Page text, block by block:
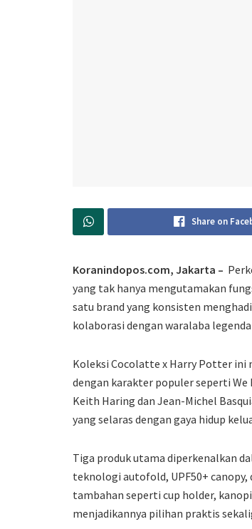
Share on
Koranindopos.com, Jakarta –
yang tak hanya mengutamakan
satu brand yang konsisten
kolaborasi dengan waralaba
Koleksi Cocolatte x Harry Potter ini
dengan karakter populer seperti We
Keith Haring dan Jean-Michel
yang selaras dengan gaya hidup
Tiga produk utama diperkenalkan
teknologi autofold, UPF50+
tambahan seperti cup holder,
menjadikannya pilihan praktis